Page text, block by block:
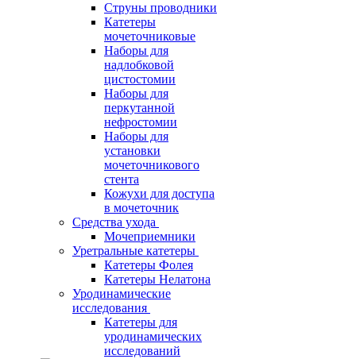
Струны проводники
Катетеры
мочеточниковые
Наборы для
надлобковой
цистостомии
Наборы для
перкутанной
нефростомии
Наборы для
установки
мочеточникового
стента
Кожухи для доступа
в мочеточник
Средства ухода
Мочеприемники
Уретральные катетеры
Катетеры Фолея
Катетеры Нелатона
Уродинамические
исследования
Катетеры для
уродинамических
исследований